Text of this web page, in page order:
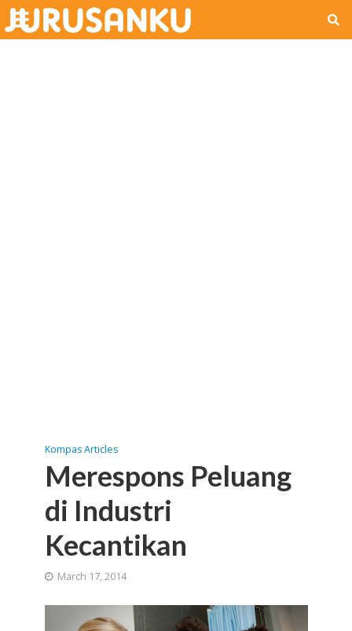
Kompas Articles
Merespons Peluang
di Industri
Kecantikan
March 17, 2014